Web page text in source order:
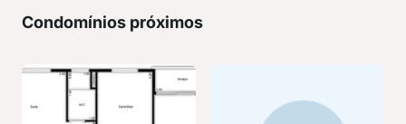
Condomínios próximos